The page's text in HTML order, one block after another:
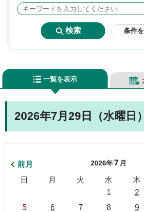
条件
一覧を表示
2026年7月29日（水曜日
前月 2026年7 月
日
月 火 水 木
1
2
5
6 7 8 9